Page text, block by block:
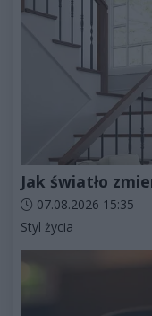
Jak światło
Data dodania artykułu:
07.08.2026 15:35
Kategorie artykułu:
Styl życia